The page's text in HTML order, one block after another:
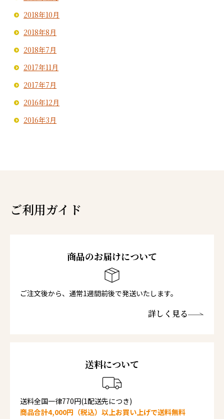
2018年10月
2018年8月
2018年7月
2017年11月
2017年7月
2016年12月
2016年3月
ご利用ガイド
商品のお届けについて
ご注文後から、通常1週間前後で発送いたします。
詳しく見る
送料について
送料全国一律770円(1配送先につき)
商品合計4,000円（税込）以上お買い上げで送料無料